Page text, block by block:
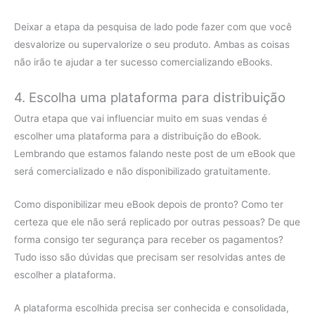
Deixar a etapa da pesquisa de lado pode fazer com que você
desvalorize ou supervalorize o seu produto. Ambas as coisas
não irão te ajudar a ter sucesso comercializando eBooks.
4. Escolha uma plataforma para distribuição
Outra etapa que vai influenciar muito em suas vendas é
escolher uma plataforma para a distribuição do eBook.
Lembrando que estamos falando neste post de um eBook que
será comercializado e não disponibilizado gratuitamente.
Como disponibilizar meu eBook depois de pronto? Como ter
certeza que ele não será replicado por outras pessoas? De que
forma consigo ter segurança para receber os pagamentos?
Tudo isso são dúvidas que precisam ser resolvidas antes de
escolher a plataforma.
A plataforma escolhida precisa ser conhecida e consolidada,